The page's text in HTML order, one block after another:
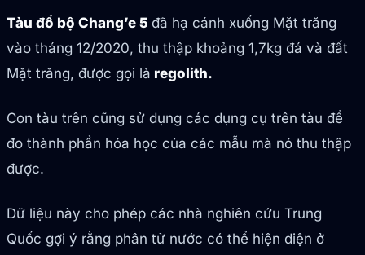
Tàu đổ bộ Chang’e 5 đã hạ cánh xuống Mặt trăng
vào tháng 12/2020, thu thập khoảng 1,7kg đá và đất
Mặt trăng, được gọi là regolith.
Con tàu trên cũng sử dụng các dụng cụ trên tàu để
đo thành phần hóa học của các mẫu mà nó thu thập
được.
Dữ liệu này cho phép các nhà nghiên cứu Trung
Quốc gợi ý rằng phân tử nước có thể hiện diện ở